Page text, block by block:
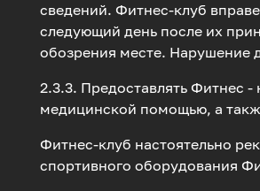
сведений. Фитнес-клуб
следующий день после их
обозрения месте. Нарушение
2.3.3. Предоставлять Фитнес
медицинской помощью, а
Фитнес-клуб настоятельно
спортивного оборудования